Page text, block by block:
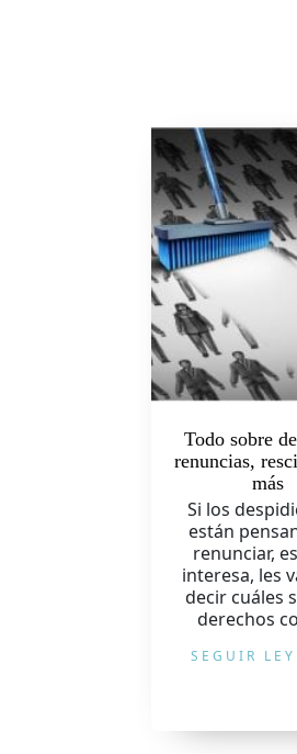
Todo sobre
renuncias,
más
Si los
están
renunciar,
interesa, les
decir cuáles
derechos
SEGUIR